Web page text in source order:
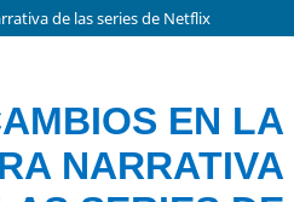
de las series de Netflix